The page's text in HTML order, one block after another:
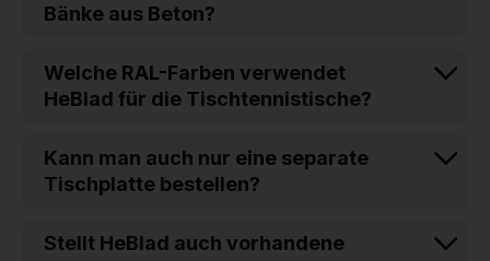
Bänke aus Beton?
Welche RAL-Farben verwendet
HeBlad für die Tischtennistische?
Kann man auch nur eine separate
Tischplatte bestellen?
Stellt HeBlad auch vorhandene